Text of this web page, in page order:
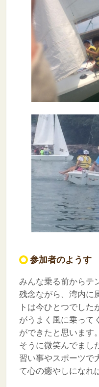
参加者のようす
みんな乗る前からテ
残念ながら、湾内に
トは今ひとつでした
がうまく風に乗って
ができたと思います。
そうに微笑んでまし
習い事やスポーツで
て心の癒やしになれ